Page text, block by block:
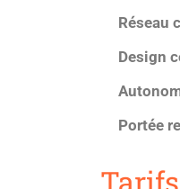
Réseau
Design
Portée